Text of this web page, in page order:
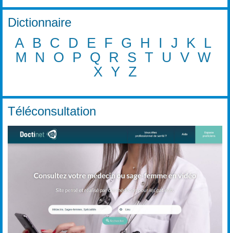
Dictionnaire
A B C D E F G H I J K
L
M
N O P Q R S T U V W
X Y Z
Téléconsultation